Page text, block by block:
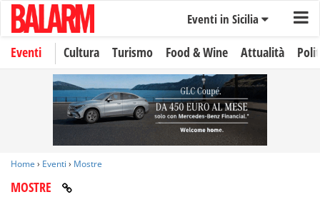
Eventi in Sicilia
Eventi Cultura Turismo Food & Wine Attualità
Home › Eventi › Mostre
MOSTRE